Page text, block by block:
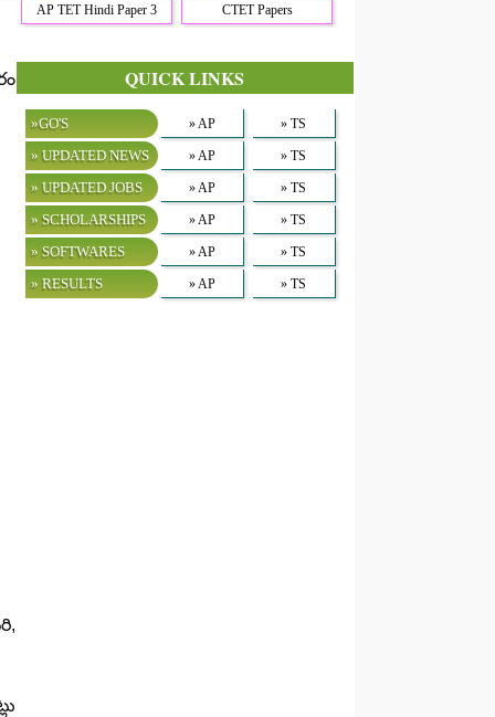
AP TET Hindi Paper 3
CTET Papers
QUICK LINKS
»GO'S » AP » TS
» UPDATED NEWS » AP » TS
» UPDATED JOBS » AP » TS
» SCHOLARSHIPS » AP » TS
» SOFTWARES » AP » TS
» RESULTS » AP » TS